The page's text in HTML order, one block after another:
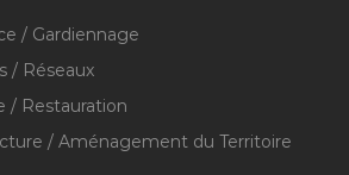
/ Gardiennage
/ Réseaux
/ Restauration
/ Aménagement du Territoire